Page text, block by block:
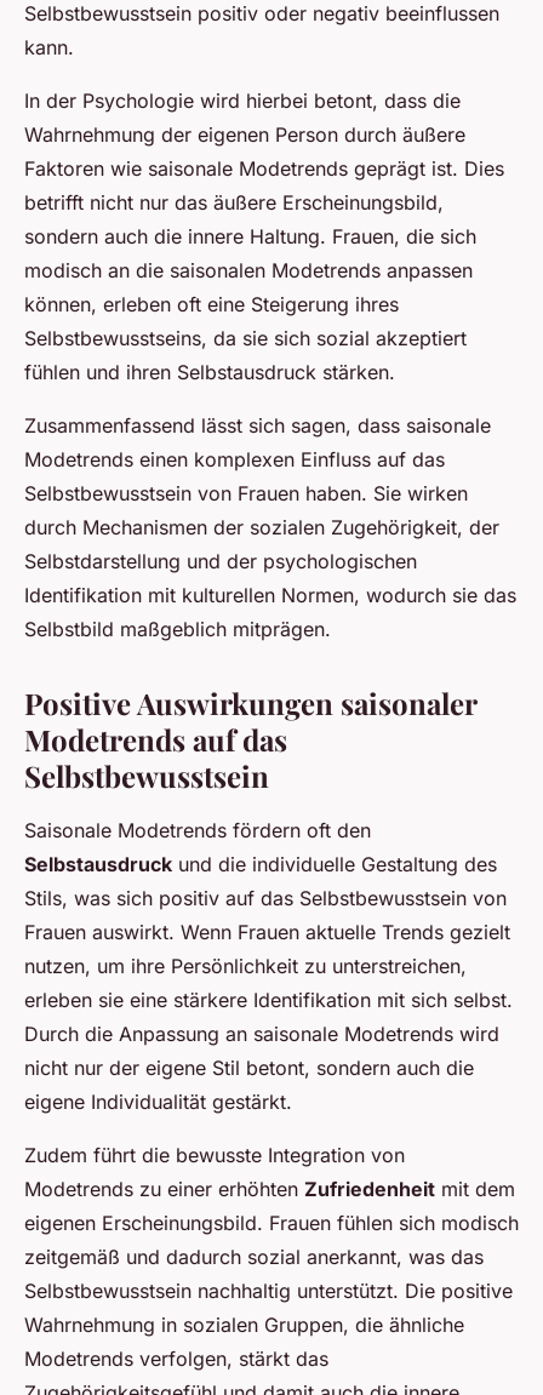
Selbstbewusstsein positiv oder negativ beeinflussen
kann.
In der Psychologie wird hierbei betont, dass die
Wahrnehmung der eigenen Person durch äußere
Faktoren wie saisonale Modetrends geprägt ist. Dies
betrifft nicht nur das äußere Erscheinungsbild,
sondern auch die innere Haltung. Frauen, die sich
modisch an die saisonalen Modetrends anpassen
können, erleben oft eine Steigerung ihres
Selbstbewusstseins, da sie sich sozial akzeptiert
fühlen und ihren Selbstausdruck stärken.
Zusammenfassend lässt sich sagen, dass saisonale
Modetrends einen komplexen Einfluss auf das
Selbstbewusstsein von Frauen haben. Sie wirken
durch Mechanismen der sozialen Zugehörigkeit, der
Selbstdarstellung und der psychologischen
Identifikation mit kulturellen Normen, wodurch sie das
Selbstbild maßgeblich mitprägen.
Positive Auswirkungen saisonaler
Modetrends auf das
Selbstbewusstsein
Saisonale Modetrends fördern oft den
Selbstausdruck und die individuelle Gestaltung des
Stils, was sich positiv auf das Selbstbewusstsein von
Frauen auswirkt. Wenn Frauen aktuelle Trends gezielt
nutzen, um ihre Persönlichkeit zu unterstreichen,
erleben sie eine stärkere Identifikation mit sich selbst.
Durch die Anpassung an saisonale Modetrends wird
nicht nur der eigene Stil betont, sondern auch die
eigene Individualität gestärkt.
Zudem führt die bewusste Integration von
Modetrends zu einer erhöhten Zufriedenheit mit dem
eigenen Erscheinungsbild. Frauen fühlen sich modisch
zeitgemäß und dadurch sozial anerkannt, was das
Selbstbewusstsein nachhaltig unterstützt. Die positive
Wahrnehmung in sozialen Gruppen, die ähnliche
Modetrends verfolgen, stärkt das